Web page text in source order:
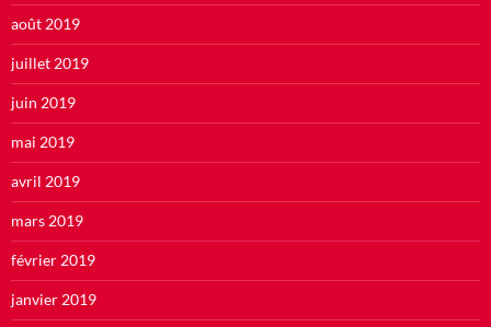
août 2019
juillet 2019
juin 2019
mai 2019
avril 2019
mars 2019
février 2019
janvier 2019